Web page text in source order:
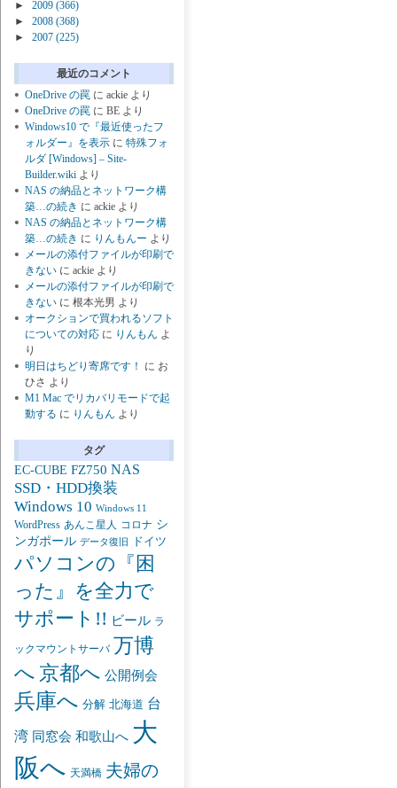
► 2009 (366)
►
2008 (368)
►
2007 (225)
最近のコメント
OneDrive の罠 に ackie より
OneDrive の罠 に BE より
Windows10 で『最近使ったフ
ォルダー』を表示 に 特殊フォ
ルダ [Windows] – Site-
Builder.wiki より
NAS の納品とネットワーク構
築…の続き に ackie より
NAS の納品とネットワーク構
築…の続き に りんもんー より
メールの添付ファイルが印刷で
きない に ackie より
メールの添付ファイルが印刷で
きない に 根本光男 より
オークションで買われるソフト
についての対応 に りんもん よ
り
明日はちどり寄席です！
に お
ひさ より
M1 Mac でリカバリモードで起
動する に りんもん より
タグ
EC-CUBE FZ750 NAS
SSD・HDD換装
Windows 10 Windows 11
WordPress あんこ星人 コロナ シ
ンガポール データ復旧 ドイツ
パソコンの『困
った』を全力で
サポート!! ビール ラ
ックマウントサーバ 万博
へ 京都へ 公開例会
兵庫へ 分解 北海道 台
湾 同窓会 和歌山へ 大
阪へ 天満橋 夫婦の